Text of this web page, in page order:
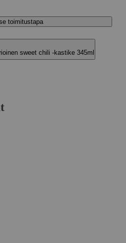
toimitustapa
sweet chili -kastike 345ml